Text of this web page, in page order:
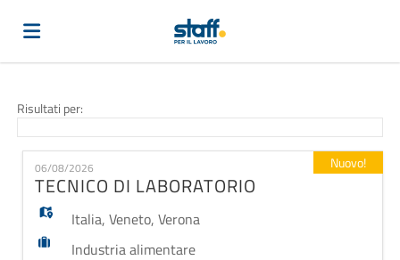
Offerte
diCarica
Risultati per:
06/08/2026
TECNICO DI LABORATORIO
Italia,Veneto,Verona
Industria alimentare
Nuovo!